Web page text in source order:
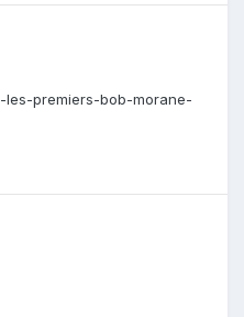
les-premiers-bob-morane-